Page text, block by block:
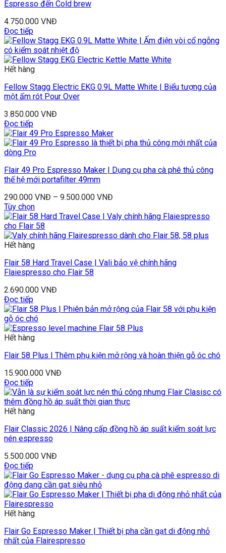
Espresso đến Cold brew
4.750.000 VNĐ
Đọc tiếp
Hết hàng
Fellow Stagg Electric EKG 0.9L Matte White | Biểu tượng của
một ấm rót Pour Over
3.850.000 VNĐ
Đọc tiếp
Flair 49 Pro Espresso Maker | Dụng cụ pha cà phê thủ công
thế hệ mới portafilter 49mm
290.000 VNĐ – 9.500.000 VNĐ
Tùy chọn
Hết hàng
Flair 58 Hard Travel Case | Vali bảo vệ chính hãng
Flaiespresso cho Flair 58
2.690.000 VNĐ
Đọc tiếp
Hết hàng
Flair 58 Plus | Thêm phụ kiện mở rộng và hoàn thiện gỗ óc chó
15.900.000 VNĐ
Đọc tiếp
Hết hàng
Flair Classic 2026 | Nâng cấp đồng hồ áp suất kiểm soát lực
nén espresso
5.500.000 VNĐ
Đọc tiếp
Hết hàng
Flair Go Espresso Maker | Thiết bị pha cần gạt di động nhỏ
nhất của Flairespresso